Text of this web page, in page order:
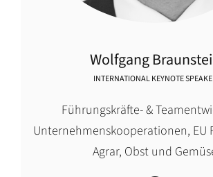
Wolfgang
INTERNATIONAL KEYNOTE
Führungskräfte- &
Unternehmenskooperationen, EU
Agrar, Obst und